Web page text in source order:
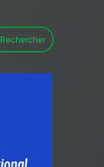
Rechercher